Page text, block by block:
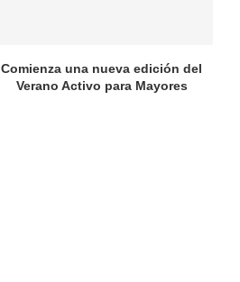
Comienza una nueva edición del
Verano Activo para Mayores